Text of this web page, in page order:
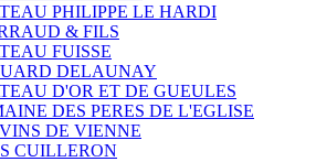
PHILIPPE LE HARDI
& FILS
FUISSE
DELAUNAY
D'OR ET DE GUEULES
DES PERES DE L'EGLISE
DE VIENNE
CUILLERON